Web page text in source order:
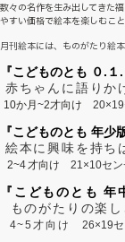
数々の名作を生み出してきた
やすい価格で絵本を楽しむこと
月刊絵本には、ものがたり絵
『こどものとも ０.１.
赤ちゃんに語りか
10か月~2才向け
『こどものとも 年少版
絵本に興味を持ち
2~4 才向け 21×10セン
『こどものとも 年
ものがたりの楽し
4~5才向け26×19